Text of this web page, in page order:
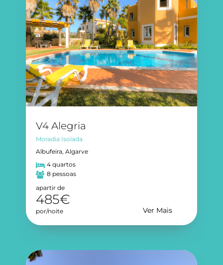
V4 Alegria
Moradia Isolada
Albufeira, Algarve
4 quartos
8 pessoas
apartir de
485€
por/noite Ver Mais